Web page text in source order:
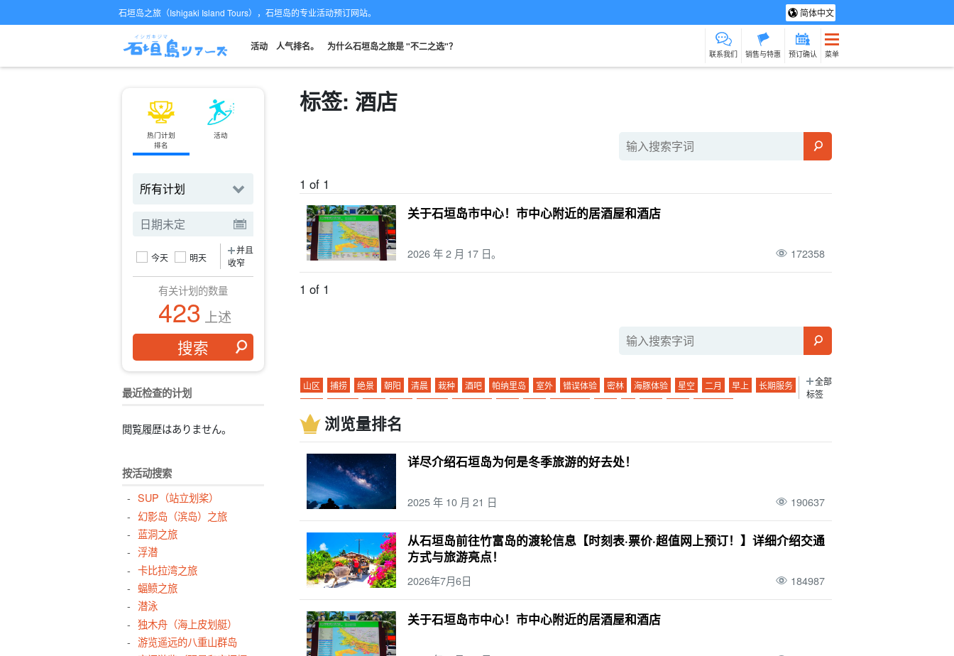
石垣岛之旅（Ishigaki Island Tours），石垣岛的专业活动预订网站。 简体中文
活动 人气排名。 为什么石垣岛之旅是 "不二之选"？
联系我们 销售与特惠 预订确认 菜单
热门计划
排名
活动
动荡
货物销售（相对于
服务）
今天 明天
并且
收窄
有关计划的数量
423 上述
最近检查的计划
閲覧履歴はありません。
按活动搜索
SUP（站立划桨）
幻影岛（滨岛）之旅
蓝洞之旅
浮潜
卡比拉湾之旅
蝠鲼之旅
潜泳
独木舟（海上皮划艇）
游览遥远的八重山群岛
标签: 酒店
1 of 1
关于石垣岛市中心！市中心附近的居酒屋和酒店
2026 年 2 月 17 日。 172358
1 of 1
山区 捕捞 绝景 朝阳 清晨 栽种 酒吧 帕纳里岛 室外 错误体验 密林 海豚体验 星空 二月 早上
长期服务
石垣岛的海上运动
Mar.
私人物品
午餐 卡比拉湾 灰岩洞 冬季 麦冬草 孩子 六月 鸠间岛 温度
驾驶
0 岁 七月 小笠原群岛
水牛火车
台 宫古岛（冲绳） SUP 摘要 2 岁
浮潜
竹富岛旅游
昼夜 机场 美食 日本 夜 晚上 夜游 幽灵岛 浴缸 由布岛旅游 两三天一夜
访问
特色产品和纪念品
皮划艇
珊瑚 城镇地区
烧烤
浜岛幻影岛
全部
标签
浏览量排名
详尽介绍石垣岛为何是冬季旅游的好去处！
2025 年 10 月 21 日 190637
从石垣岛前往竹富岛的渡轮信息【时刻表·票价·超值网上预订！】详细介绍交通
方式与旅游亮点！
2026年7月6日 184987
关于石垣岛市中心！市中心附近的居酒屋和酒店